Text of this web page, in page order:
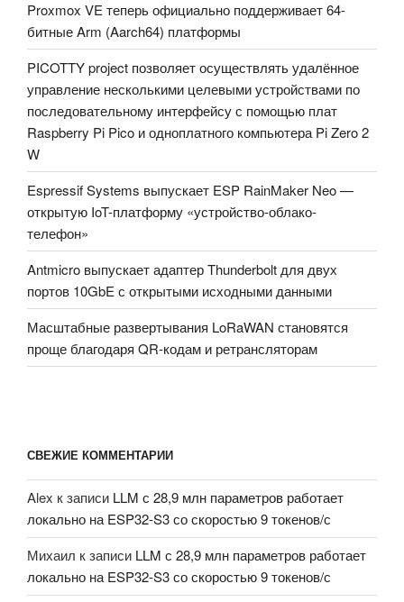
Proxmox VE теперь официально поддерживает 64-
битные Arm (Aarch64) платформы
PICOTTY project позволяет осуществлять удалённое
управление несколькими целевыми устройствами по
последовательному интерфейсу с помощью плат
Raspberry Pi Pico и одноплатного компьютера Pi Zero 2
W
Espressif Systems выпускает ESP RainMaker Neo —
открытую IoT-платформу «устройство-облако-
телефон»
Antmicro выпускает адаптер Thunderbolt для двух
портов 10GbE с открытыми исходными данными
Масштабные развертывания LoRaWAN становятся
проще благодаря QR-кодам и ретрансляторам
СВЕЖИЕ КОММЕНТАРИИ
Alex к записи LLM с 28,9 млн параметров работает
локально на ESP32-S3 со скоростью 9 токенов/с
Михаил к записи LLM с 28,9 млн параметров работает
локально на ESP32-S3 со скоростью 9 токенов/с